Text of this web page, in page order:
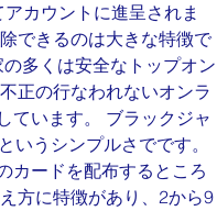
カウントに進呈されま
できるのは大きな特徴で
多くは安全なトップオン
正の行なわれないオンラ
ています。 ブラックジャ
いうシンプルさでです。
カードを配布するところ
方に特徴があり、2から9